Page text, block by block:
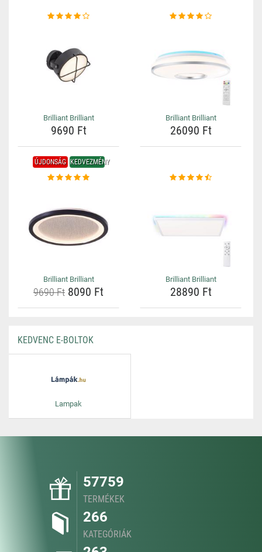
Brilliant Brilliant
9690 Ft
Brilliant Brilliant
26090 Ft
ÚJDONSÁG KEDVEZMÉNY
Brilliant Brilliant
9690 Ft 8090 Ft
Brilliant Brilliant
28890 Ft
KEDVENC E-BOLTOK
Lampak
57759
TERMÉKEK
266
KATEGÓRIÁK